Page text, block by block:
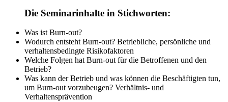
Die Seminarinhalte in Stichworten:
Was ist Burn-out?
Wodurch entsteht Burn-out? Betriebliche, persönliche und
verhaltensbedingte Risikofaktoren
Welche Folgen hat Burn-out für die Betroffenen und den
Betrieb?
Was kann der Betrieb und was können die Beschäftigten tun,
um Burn-out vorzubeugen? Verhältnis- und
Verhaltensprävention